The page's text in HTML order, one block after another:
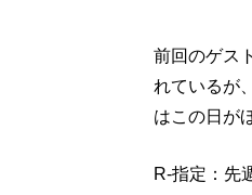
前回のゲス
れているが
はこの日が
R-指定：先